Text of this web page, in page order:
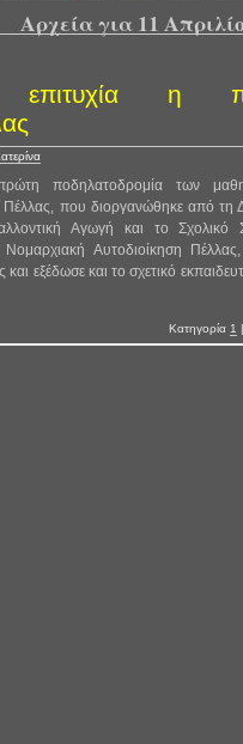
Αρχεία για 11
επιτυχία η
ποδηλατοδρομία των
που διοργανώθηκε από τη
Αγωγή και το Σχολικό
Αυτοδιοίκηση
εξέδωσε και το σχετικό
Κατηγορία 1